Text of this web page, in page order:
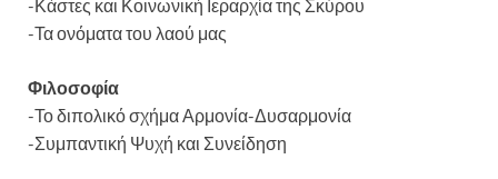
-Κάστες και Κοινωνική Ιεραρχία της Σκύρου
-Τα ονόματα του λαού μας
Φιλοσοφία
-Το διπολικό σχήμα Αρμονία-Δυσαρμονία
-Συμπαντική Ψυχή και Συνείδηση